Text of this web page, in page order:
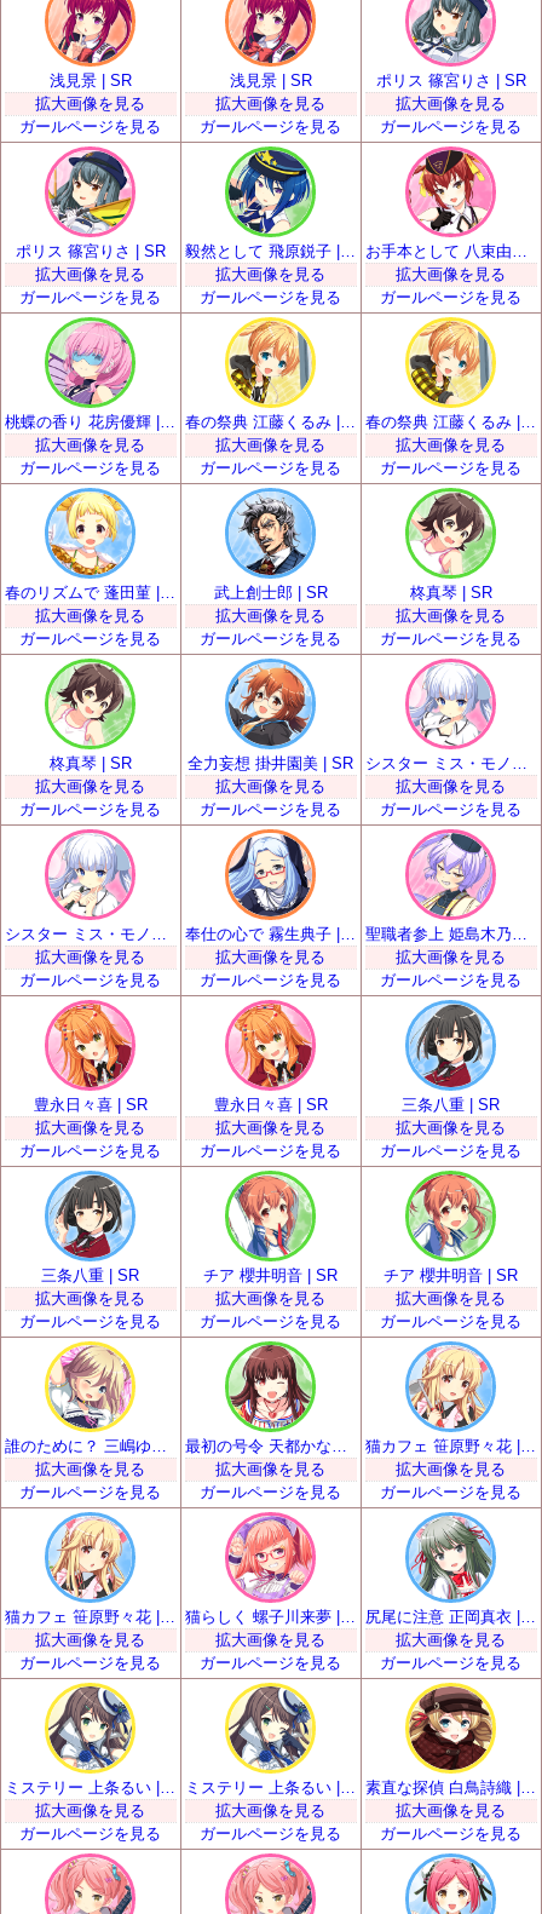
浅見景 | SR
拡大画像を見る
ガールページを見る
浅見景 | SR
拡大画像を見る
ガールページを見る
ポリス 篠宮りさ | SR
拡大画像を見る
ガールページを見る
ポリス 篠宮りさ | SR
拡大画像を見る
ガールページを見る
毅然として 飛原鋭子 | SR
拡大画像を見る
ガールページを見る
拡大画像を見る
ガールページを見る
拡大画像を見る
ガールページを見る
春の祭典 江藤くるみ | SR
拡大画像を見る
ガールページを見る
春の祭典 江藤くるみ | SR
拡大画像を見る
ガールページを見る
拡大画像を見る
ガールページを見る
武上創士郎 | SR
拡大画像を見る
ガールページを見る
柊真琴 | SR
拡大画像を見る
ガールページを見る
柊真琴 | SR
拡大画像を見る
ガールページを見る
全力妄想 掛井園美 | SR
拡大画像を見る
ガールページを見る
拡大画像を見る
ガールページを見る
拡大画像を見る
ガールページを見る
奉仕の心で 霧生典子 | SR
拡大画像を見る
ガールページを見る
拡大画像を見る
ガールページを見る
豊永日々喜 | SR
拡大画像を見る
ガールページを見る
豊永日々喜 | SR
拡大画像を見る
ガールページを見る
三条八重 | SR
拡大画像を見る
ガールページを見る
三条八重 | SR
拡大画像を見る
ガールページを見る
チア 櫻井明音 | SR
拡大画像を見る
ガールページを見る
チア 櫻井明音 | SR
拡大画像を見る
ガールページを見る
拡大画像を見る
ガールページを見る
拡大画像を見る
ガールページを見る
猫カフェ 笹原野々花 | SR
拡大画像を見る
ガールページを見る
拡大画像を見る
ガールページを見る
猫らしく 螺子川来夢 | SR
拡大画像を見る
ガールページを見る
尻尾に注意 正岡真衣 | SR
拡大画像を見る
ガールページを見る
拡大画像を見る
ガールページを見る
ミステリー 上条るい | SR
拡大画像を見る
ガールページを見る
素直な探偵 白鳥詩織 | SR
拡大画像を見る
ガールページを見る